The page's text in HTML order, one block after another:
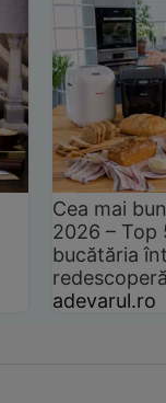
Cea mai
2026 –
bucătăria
adevarul.ro